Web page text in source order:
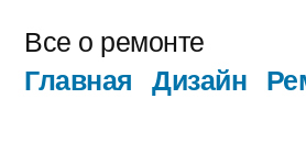
содержимому
Все о ремонте
Главная Дизайн